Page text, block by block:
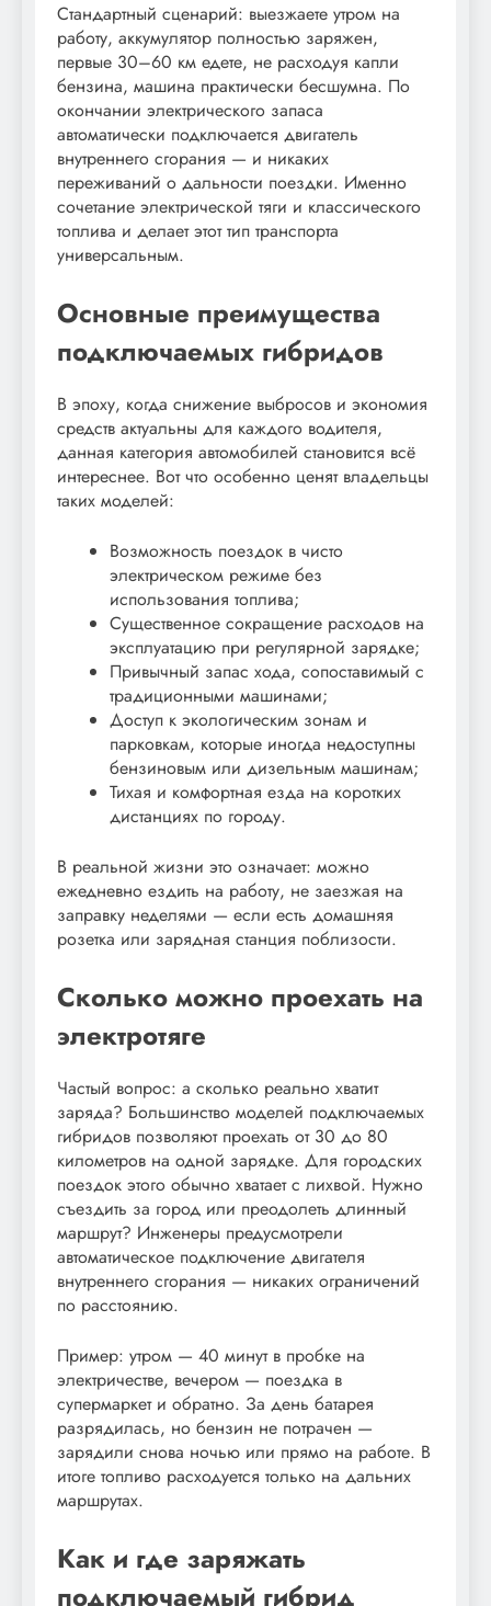
Стандартный сценарий: выезжаете утром на
работу, аккумулятор полностью заряжен,
первые 30–60 км едете, не расходуя капли
бензина, машина практически бесшумна. По
окончании электрического запаса
автоматически подключается двигатель
внутреннего сгорания — и никаких
переживаний о дальности поездки. Именно
сочетание электрической тяги и классического
топлива и делает этот тип транспорта
универсальным.
Основные преимущества
подключаемых гибридов
В эпоху, когда снижение выбросов и экономия
средств актуальны для каждого водителя,
данная категория автомобилей становится всё
интереснее. Вот что особенно ценят владельцы
таких моделей:
Возможность поездок в чисто
электрическом режиме без
использования топлива;
Существенное сокращение расходов на
эксплуатацию при регулярной зарядке;
Привычный запас хода, сопоставимый с
традиционными машинами;
Доступ к экологическим зонам и
парковкам, которые иногда недоступны
бензиновым или дизельным машинам;
Тихая и комфортная езда на коротких
дистанциях по городу.
В реальной жизни это означает: можно
ежедневно ездить на работу, не заезжая на
заправку неделями — если есть домашняя
розетка или зарядная станция поблизости.
Сколько можно проехать на
электротяге
Частый вопрос: а сколько реально хватит
заряда? Большинство моделей подключаемых
гибридов позволяют проехать от 30 до 80
километров на одной зарядке. Для городских
поездок этого обычно хватает с лихвой. Нужно
съездить за город или преодолеть длинный
маршрут? Инженеры предусмотрели
автоматическое подключение двигателя
внутреннего сгорания — никаких ограничений
по расстоянию.
Пример: утром — 40 минут в пробке на
электричестве, вечером — поездка в
супермаркет и обратно. За день батарея
разрядилась, но бензин не потрачен —
зарядили снова ночью или прямо на работе. В
итоге топливо расходуется только на дальних
маршрутах.
Как и где заряжать
подключаемый гибрид